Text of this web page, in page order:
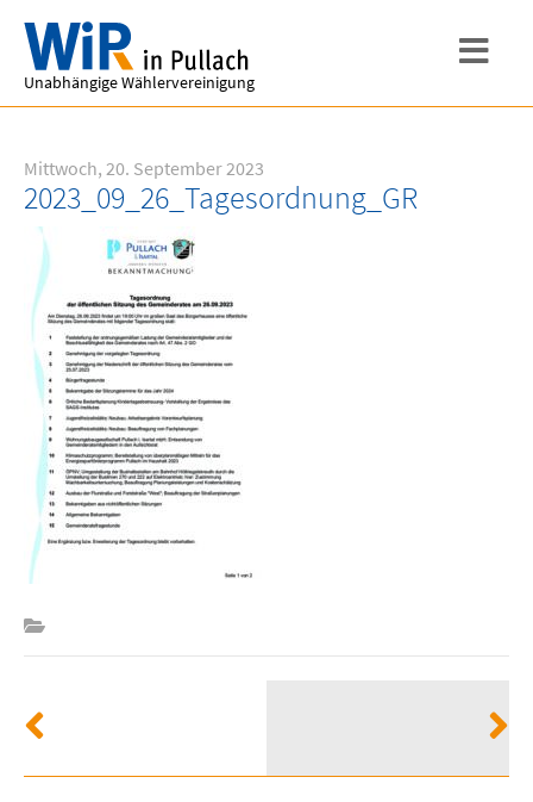
Unabhängige Wählervereinigung
Mittwoch, 20. September 2023
2023_09_26_Tagesordnung_GR